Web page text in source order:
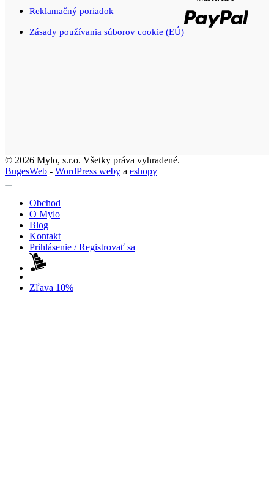
Reklamačný poriadok
Zásady používania súborov cookie (EÚ)
© 2026 Mylo, s.r.o. Všetky práva vyhradené.
BugesWeb - WordPress weby a eshopy
Obchod
O Mylo
Blog
Kontakt
Prihlásenie / Registrovať sa
Zľava 10%